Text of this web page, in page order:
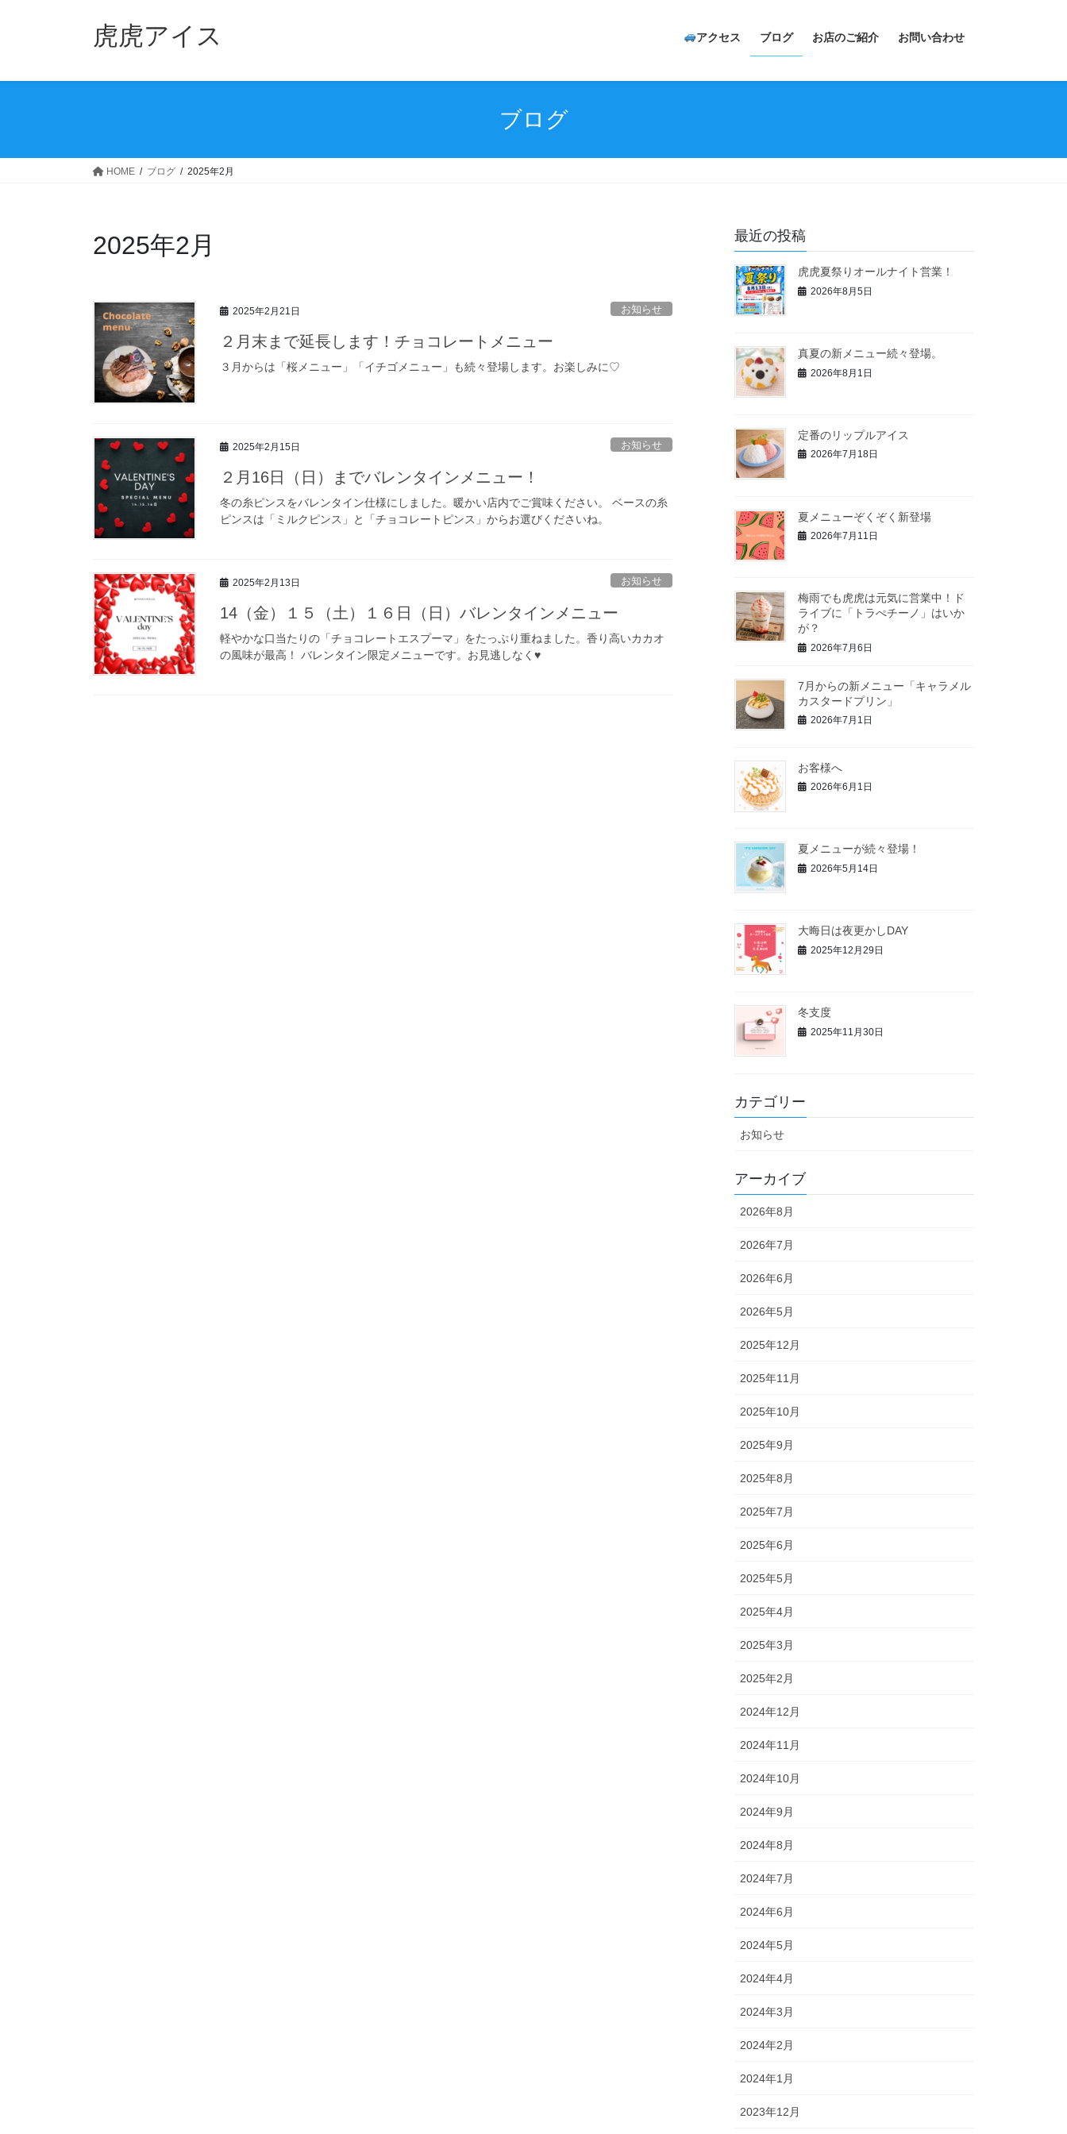
ツ
ッ
シ
移
虎虎アイス アクセス ブログ お店のご紹介 お問い合わせ
ブログ
HOME ブログ 2025年2月
2025年2月
2025年2月21日 お知らせ
２月末まで延長します！チョコレートメニュー
３月からは「桜メニュー」「イチゴメニュー」も続々登場します。お楽しみに♡
2025年2月15日 お知らせ
２月16日（日）までバレンタインメニュー！
冬の糸ピンスをバレンタイン仕様にしました。暖かい店内でご賞味ください。 ベースの糸
ピンスは「ミルクピンス」と「チョコレートピンス」からお選びくださいね。
2025年2月13日 お知らせ
14（金）１５（土）１６日（日）バレンタインメニュー
軽やかな口当たりの「チョコレートエスプーマ」をたっぷり重ねました。香り高いカカオ
の風味が最高！ バレンタイン限定メニューです。お見逃しなく♥
最近の投稿
虎虎夏祭りオールナイト営業！
2026年8月5日
真夏の新メニュー続々登場。
2026年8月1日
定番のリップルアイス
2026年7月18日
夏メニューぞくぞく新登場
2026年7月11日
梅雨でも虎虎は元気に営業中！ド
ライブに「トラぺチーノ」はいか
が？
2026年7月6日
7月からの新メニュー「キャラメル
カスタードプリン」
2026年7月1日
お客様へ
2026年6月1日
夏メニューが続々登場！
2026年5月14日
大晦日は夜更かしDAY
2025年12月29日
冬支度
2025年11月30日
カテゴリー
お知らせ
アーカイブ
2026年8月
2026年7月
2026年6月
2026年5月
2025年12月
2025年11月
2025年10月
2025年9月
2025年8月
2025年7月
2025年6月
2025年5月
2025年4月
2025年3月
2025年2月
2024年12月
2024年11月
2024年10月
2024年9月
2024年8月
2024年7月
2024年6月
2024年5月
2024年4月
2024年3月
2024年2月
2024年1月
2023年12月